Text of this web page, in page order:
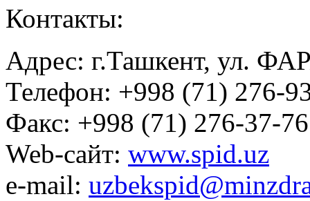
Контакты:
Адрес: г.Ташкент, ул.
Телефон: +998 (71) 276-
Факс: +998 (71) 276-37-76
Web-сайт: www.spid.uz
e-mail: